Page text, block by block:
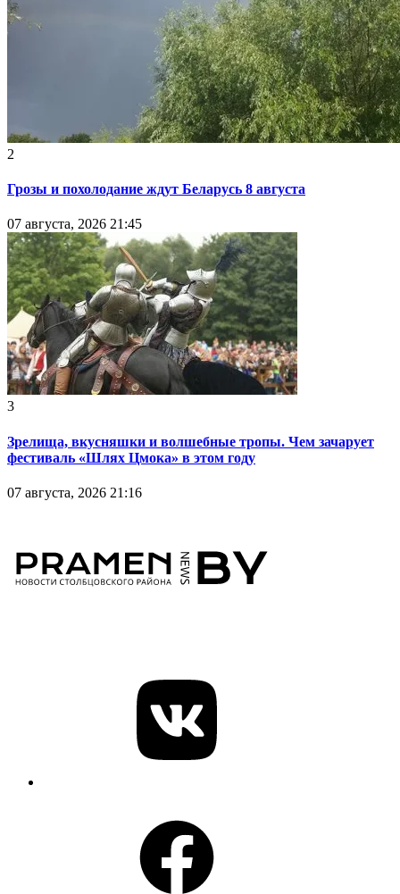
2
Грозы и похолодание ждут Беларусь 8 августа
07 августа, 2026 21:45
3
Зрелища, вкусняшки и волшебные тропы. Чем зачарует
фестиваль «Шлях Цмока» в этом году
07 августа, 2026 21:16